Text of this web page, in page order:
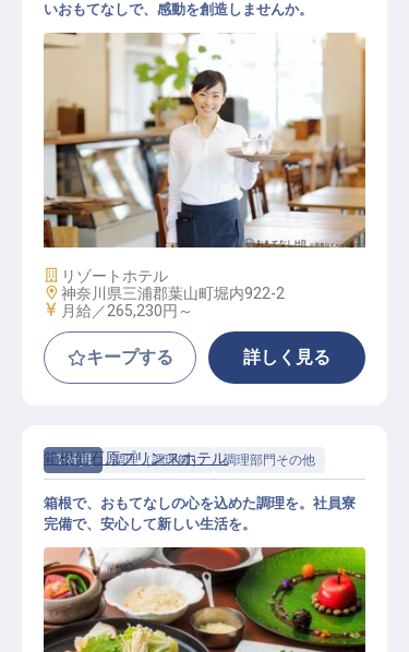
レストランサービス
いおもてなしで、感動を創造しませんか。
施設業態
リゾートホテル
勤務地
神奈川県三浦郡葉山町堀内922-2
給与
月給／265,230円～
キープする 詳しく見る
正社員 調理（調理師） 調理部門その他
箱根仙石原プリンスホテル
箱根で、おもてなしの心を込めた調理を。社員寮
完備で、安心して新しい生活を。